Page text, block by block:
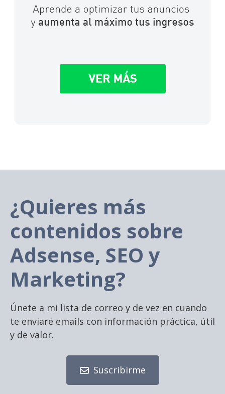
¿Quieres más
contenidos sobre
Adsense, SEO y
Marketing?
Únete a mi lista de correo y de vez en cuando
te enviaré emails con información práctica, útil
y de valor.
Suscribirme